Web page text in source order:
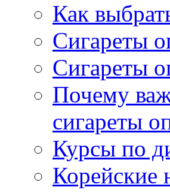
Как
Сигареты
Сигареты
Почему
сигареты
Курсы по
Корейские